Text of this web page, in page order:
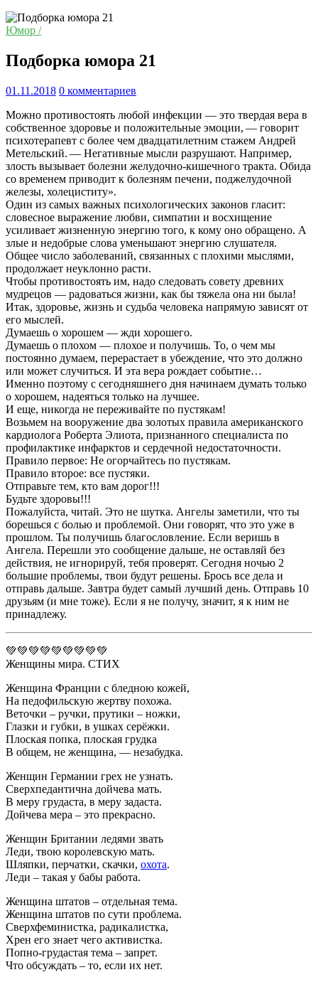
Юмор /
Подборка юмора 21
01.11.2018 0 комментариев
Можно противостоять любой инфекции — это твердая вера в
собственное здоровье и положительные эмоции, — говорит
психотерапевт с более чем двадцатилетним стажем Андрей
Метельский. — Негативные мысли разрушают. Например,
злость вызывает болезни желудочно-кишечного тракта. Обида
со временем приводит к болезням печени, поджелудочной
железы, холециститу».
Один из самых важных психологических законов гласит:
словесное выражение любви, симпатии и восхищение
усиливает жизненную энергию того, к кому оно обращено. А
злые и недобрые слова уменьшают энергию слушателя.
Общее число заболеваний, связанных с плохими мыслями,
продолжает неуклонно расти.
Чтобы противостоять им, надо следовать совету древних
мудрецов — радоваться жизни, как бы тяжела она ни была!
Итак, здоровье, жизнь и судьба человека напрямую зависят от
его мыслей.
Думаешь о хорошем — жди хорошего.
Думаешь о плохом — плохое и получишь. То, о чем мы
постоянно думаем, перерастает в убеждение, что это должно
или может случиться. И эта вера рождает событие…
Именно поэтому с сегодняшнего дня начинаем думать только
о хорошем, надеяться только на лучшее.
И еще, никогда не переживайте по пустякам!
Возьмем на вооружение два золотых правила американского
кардиолога Роберта Элиота, признанного специалиста по
профилактике инфарктов и сердечной недостаточности.
Правило первое: Не огорчайтесь по пустякам.
Правило второе: все пустяки.
Отправьте тем, кто вам дорог!!!
Будьте здоровы!!!
Пожалуйста, читай. Это не шутка. Ангелы заметили, что ты
борешься с болью и проблемой. Они говорят, что это уже в
прошлом. Ты получишь благословление. Если веришь в
Ангела. Перешли это сообщение дальше, не оставляй без
действия, не игнорируй, тебя проверят. Сегодня ночью 2
большие проблемы, твои будут решены. Брось все дела и
отправь дальше. Завтра будет самый лучший день. Отправь 10
друзьям (и мне тоже). Если я не получу, значит, я к ним не
принадлежу.
💚💚💚💚💚💚💚💚💚
Женщины мира. СТИХ
Женщина Франции с бледною кожей,
На педофильскую жертву похожа.
Веточки – ручки, прутики – ножки,
Глазки и губки, в ушках серёжки.
Плоская попка, плоская грудка
В общем, не женщина, — незабудка.
Женщин Германии грех не узнать.
Сверхпедантична дойчева мать.
В меру грудаста, в меру задаста.
Дойчева мера – это прекрасно.
Женщин Британии ледями звать
Леди, твою королевскую мать.
Шляпки, перчатки, скачки, охота.
Леди – такая у бабы работа.
Женщина штатов – отдельная тема.
Женщина штатов по сути проблема.
Сверхфеминистка, радикалистка,
Хрен его знает чего активистка.
Попно-грудастая тема – запрет.
Что обсуждать – то, если их нет.